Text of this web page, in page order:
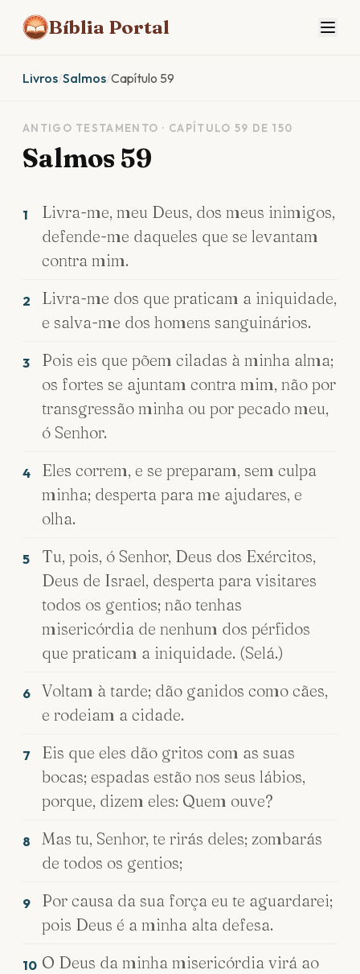
Bíblia Portal
Livros/Salmos/Capítulo 59
ANTIGO TESTAMENTO · CAPÍTULO 59 DE 150
Salmos 59
1
Livra-me, meu Deus, dos meus inimigos,
defende-me daqueles que se levantam
contra mim.
2
Livra-me dos que praticam a iniquidade,
e salva-me dos homens sanguinários.
3
Pois eis que põem ciladas à minha alma;
os fortes se ajuntam contra mim, não por
transgressão minha ou por pecado meu,
ó Senhor.
4
Eles correm, e se preparam, sem culpa
minha; desperta para me ajudares, e
olha.
5
Tu, pois, ó Senhor, Deus dos Exércitos,
Deus de Israel, desperta para visitares
todos os gentios; não tenhas
misericórdia de nenhum dos pérfidos
que praticam a iniquidade. (Selá.)
6
Voltam à tarde; dão ganidos como cães,
e rodeiam a cidade.
7
Eis que eles dão gritos com as suas
bocas; espadas estão nos seus lábios,
porque, dizem eles: Quem ouve?
8
Mas tu, Senhor, te rirás deles; zombarás
de todos os gentios;
9
Por causa da sua força eu te aguardarei;
pois Deus é a minha alta defesa.
10 O Deus da minha misericórdia virá ao